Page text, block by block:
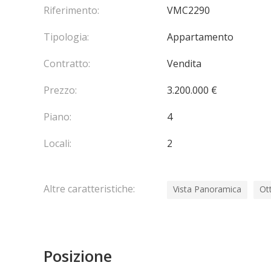
proprietà rappresenta un’eccellente opportunità,
di locazione.
L’appartamento dispone di un accogliente
oltre a una splendida terrazza.
Riferimento:
VMC2290
Tipologia:
Appartamento
Contratto:
Vendita
Prezzo:
3.200.000 €
Piano:
4
Locali:
2
Altre caratteristiche: Vista Panoramica
Posizione